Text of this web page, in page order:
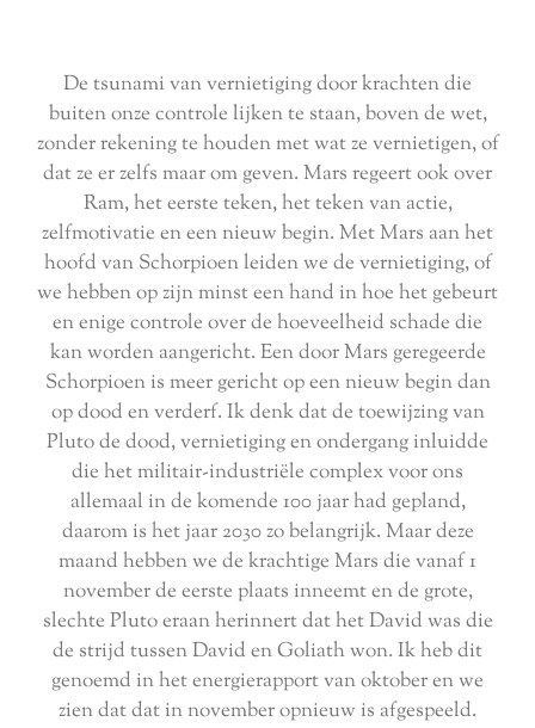
De tsunami van vernietiging door krachten die
buiten onze controle lijken te staan, boven de wet,
zonder rekening te houden met wat ze vernietigen, of
dat ze er zelfs maar om geven. Mars regeert ook over
Ram, het eerste teken, het teken van actie,
zelfmotivatie en een nieuw begin. Met Mars aan het
hoofd van Schorpioen leiden we de vernietiging, of
we hebben op zijn minst een hand in hoe het gebeurt
en enige controle over de hoeveelheid schade die
kan worden aangericht. Een door Mars geregeerde
Schorpioen is meer gericht op een nieuw begin dan
op dood en verderf. Ik denk dat de toewijzing van
Pluto de dood, vernietiging en ondergang inluidde
die het militair-industriële complex voor ons
allemaal in de komende 100 jaar had gepland,
daarom is het jaar 2030 zo belangrijk. Maar deze
maand hebben we de krachtige Mars die vanaf 1
november de eerste plaats inneemt en de grote,
slechte Pluto eraan herinnert dat het David was die
de strijd tussen David en Goliath won. Ik heb dit
genoemd in het energierapport van oktober en we
zien dat dat in november opnieuw is afgespeeld.